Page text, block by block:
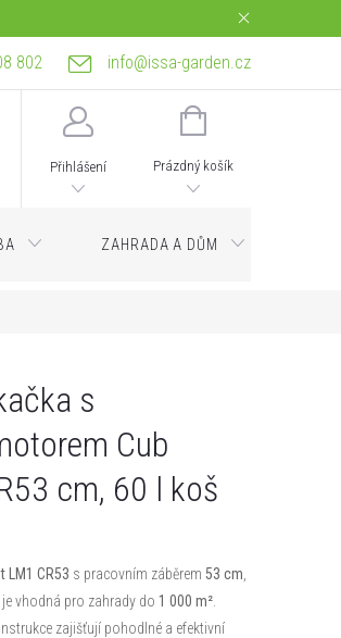
802 info@issa-garden.cz
z vadného plnění Bagrování a zemní práce
Přihlášení
NÁKUPNÍ
Prázdný košík
ZAHRADA A DŮM
s
Cub
cm, 60 l koš
LM1 CR53 s pracovním záběrem 53 cm
je vhodná pro zahrady do 1 000 m²
zajišťují pohodlné a efektivní